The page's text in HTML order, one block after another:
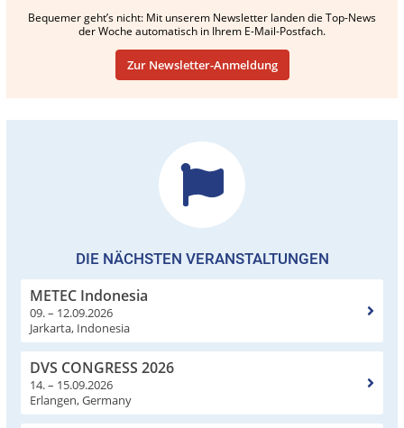
Bequemer geht’s nicht: Mit unserem Newsletter landen die Top-News
der Woche automatisch in Ihrem E-Mail-Postfach.
Zur Newsletter-Anmeldung
DIE NÄCHSTEN VERANSTALTUNGEN
METEC Indonesia
09. – 12.09.2026
Jarkarta, Indonesia
DVS CONGRESS 2026
14. – 15.09.2026
Erlangen, Germany